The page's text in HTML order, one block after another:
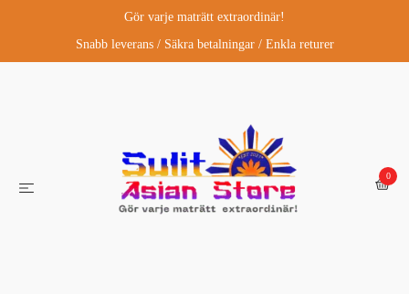
Gör varje maträtt extraordinär!
Snabb leverans / Säkra betalningar / Enkla returer
0